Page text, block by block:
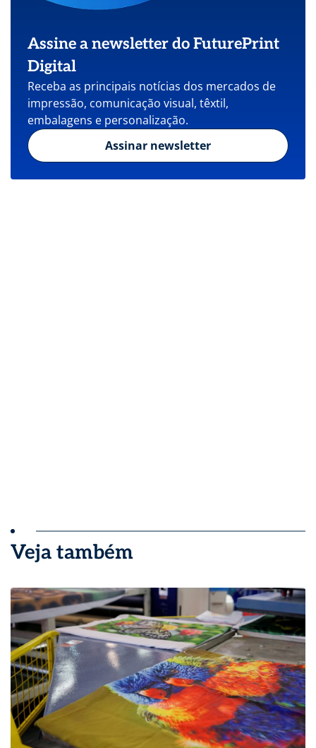
Assine a newsletter do FuturePrint
Digital
Receba as principais notícias dos mercados de
impressão, comunicação visual, têxtil,
embalagens e personalização.
Assinar newsletter
Veja também